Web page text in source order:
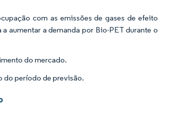
com as emissões de gases de efeito
aumentar a demanda por Bio-PET durante o
do mercado.
do período de previsão.